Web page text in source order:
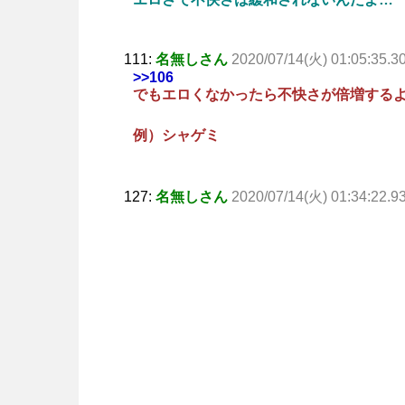
111: 名無しさん 2020/07/14(火)
>>106
でもエロくなかったら不快さが倍増する
例）シャゲミ
127: 名無しさん 2020/07/14(火) 01:34:22.93